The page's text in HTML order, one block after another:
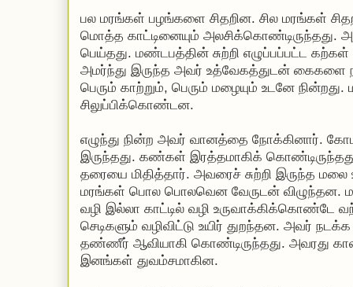
பல மரங்கள் பழங்களை சிதறின. சில மரங்கள்
மொத்த காட்டினையும் அலசிக்கொண்டிருந்தது.
பெய்தது. மண்டபத்தின் சுற்றி எழுப்பப்பட்ட கற்கள்
அமர்ந்து இருந்த அவர் உத்வேகத்துடன் கைகளை
பெரும் காற்றும், பெரும் மழையும் உடனே
சிலுப்பிக்கொண்டன.
எழுந்து நின்ற அவர் வானத்தை நோக்கினார்.
இருந்தது. கண்கள் இரத்தமாகிக்
தரையை மிதித்தார். அவரைச் சுற்றி இருந்த மலை
மரங்கள் பொல பொலவென வேருடன் விழுந்தன.
வழி இல்லா காட்டில் வழி உருவாக்கிக்கொண்டே
செடிகளும் வழிவிட்டு உயிர் துறந்தன. அவர்
தண்ணீர் ஆவியாகி கொண்டிருந்தது. அவரது
இனங்கள் துவம்சமாகின.